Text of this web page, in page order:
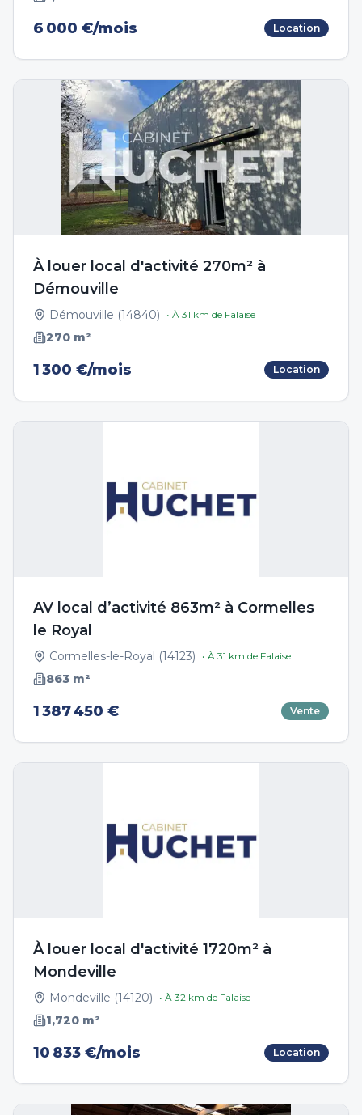
6 000 €/mois Location
À louer local d'activité 270m² à
Démouville
Démouville (14840) • À 31 km de Falaise
270 m²
1 300 €/mois Location
AV local d’activité 863m² à Cormelles
le Royal
Cormelles-le-Royal (14123) • À 31 km de Falaise
863 m²
1 387 450 € Vente
À louer local d'activité 1720m² à
Mondeville
Mondeville (14120) • À 32 km de Falaise
1,720 m²
10 833 €/mois Location